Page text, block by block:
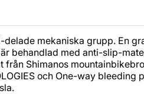
delade mekaniska grupp. En
behandlad med anti-slip-
från Shimanos
och One-way